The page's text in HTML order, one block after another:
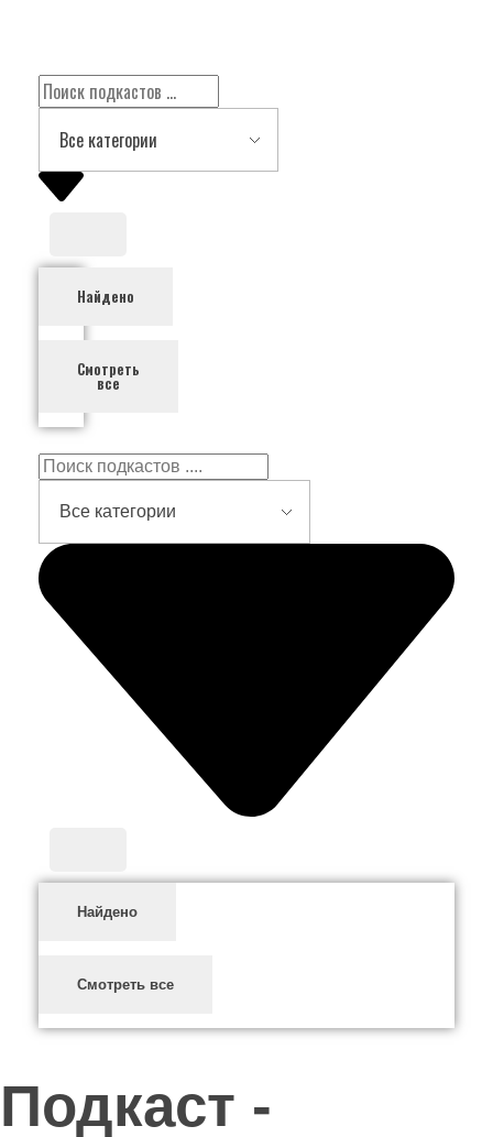
Подкасты на русском языке
слушайте бесплатно и без рекламы
Найдено
Смотреть
все
Найдено
Смотреть все
Подкаст -